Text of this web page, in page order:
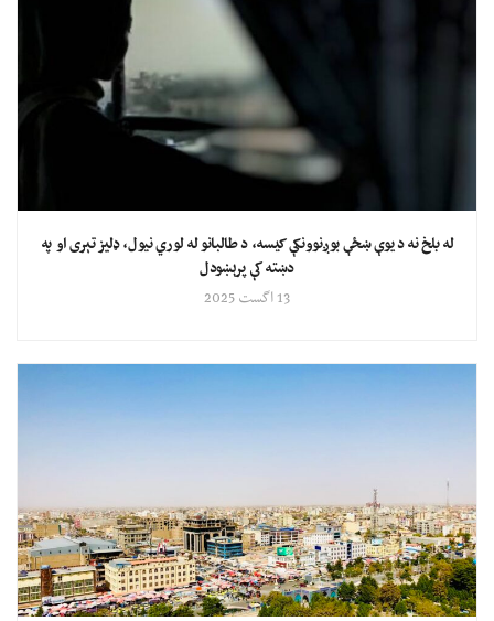
له بلخ نه د یوې ښځې بوږنوونکې کیسه، د طالبانو له لوري نیول، ډلیز تېری او په
دښته کې پرېښودل
13 اگست 2025